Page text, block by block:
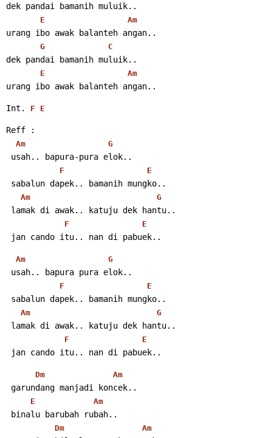
dek pandai bamanih muluik..
E Am
urang ibo awak balanteh angan..
G C
dek pandai bamanih muluik..
E Am
urang ibo awak balanteh angan..
Int. F E
Reff :
Am G
usah.. bapura-pura elok..
F E
sabalun dapek.. bamanih mungko..
Am G
lamak di awak.. katuju dek hantu..
F E
jan cando itu.. nan di pabuek..
Am G
usah.. bapura pura elok..
F E
sabalun dapek.. bamanih mungko..
Am G
lamak di awak.. katuju dek hantu..
F E
jan cando itu.. nan di pabuek..
Dm Am
garundang manjadi koncek..
E Am
binalu barubah rubah..
Dm Am